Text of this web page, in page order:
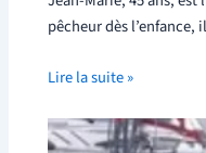
pêcheur dès l’enfance,
Lire la suite »